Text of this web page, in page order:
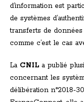
d’information est
de systèmes
transferts de
comme c’est le cas
La CNIL a publié
concernant les
délibération n°2018-